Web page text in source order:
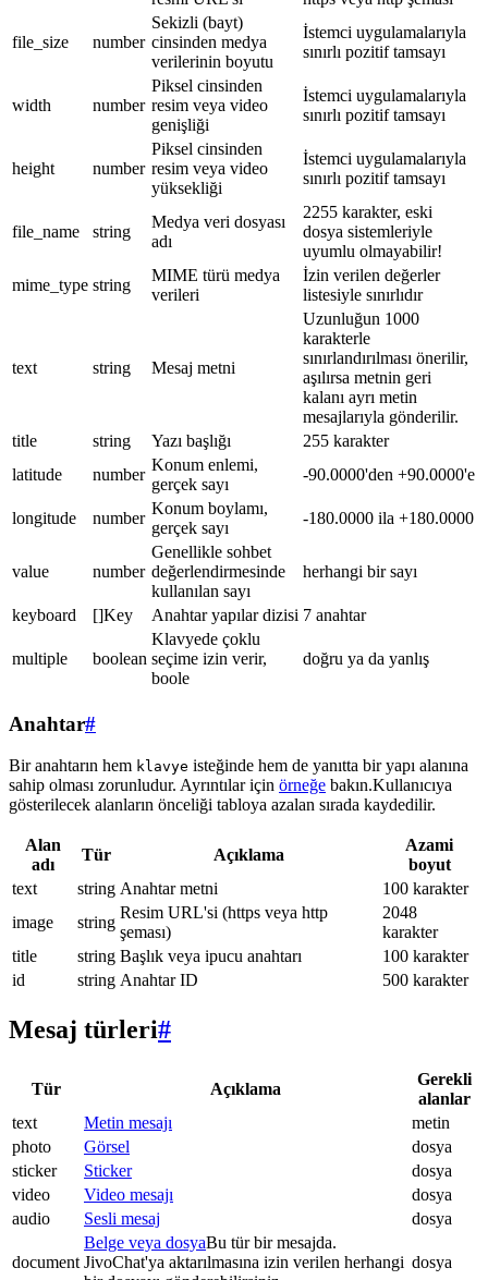
file_size number
Sekizli (bayt)
cinsinden medya
verilerinin boyutu
İstemci uygulamalarıyla
sınırlı pozitif tamsayı
width number
Piksel cinsinden
resim veya video
genişliği
İstemci uygulamalarıyla
sınırlı pozitif tamsayı
height number
Piksel cinsinden
resim veya video
yüksekliği
İstemci uygulamalarıyla
sınırlı pozitif tamsayı
file_name string
Medya veri dosyası
adı
2255 karakter, eski
dosya sistemleriyle
uyumlu olmayabilir!
mime_type string
MIME türü medya
verileri
İzin verilen değerler
listesiyle sınırlıdır
text string Mesaj metni
Uzunluğun 1000
karakterle
sınırlandırılması önerilir,
aşılırsa metnin geri
kalanı ayrı metin
mesajlarıyla gönderilir.
title
string Yazı başlığı
255 karakter
latitude
number
Konum enlemi,
gerçek sayı
-90.0000'den +90.0000'e
longitude number
Konum boylamı,
gerçek sayı
-180.0000 ila +180.0000
value number
Genellikle sohbet
değerlendirmesinde
kullanılan sayı
herhangi bir sayı
keyboard []Key Anahtar yapılar dizisi 7 anahtar
multiple boolean
Klavyede çoklu
seçime izin verir,
boole
doğru ya da yanlış
Anahtar#
Bir anahtarın hem klavye isteğinde hem de yanıtta bir yapı alanına
sahip olması zorunludur. Ayrıntılar için örneğe bakın.Kullanıcıya
gösterilecek alanların önceliği tabloya azalan sırada kaydedilir.
Alan
adı
Tür Açıklama
Azami
boyut
text
string Anahtar metni
100 karakter
image
string
Resim URL'si (https veya http
şeması)
2048
karakter
title
string Başlık veya ipucu anahtarı
100 karakter
id
string Anahtar ID 500 karakter
Mesaj türleri#
Tür Açıklama
Gerekli
alanlar
text
Metin mesajı
metin
photo
Görsel
dosya
sticker
Sticker
dosya
video
Video mesajı
dosya
audio
Sesli mesaj dosya
document
Belge veya dosyaBu tür bir mesajda.
JivoChat'ya aktarılmasına izin verilen herhangi dosya